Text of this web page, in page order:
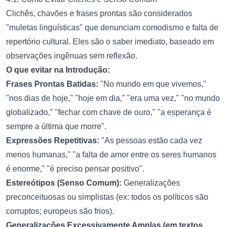
Clichês, chavões e frases prontas são considerados
"muletas linguísticas" que denunciam comodismo e falta de
repertório cultural. Eles são o saber imediato, baseado em
observações ingênuas sem reflexão.
O que evitar na Introdução:
Frases Prontas Batidas: "No mundo em que vivemos,"
"nos dias de hoje," "hoje em dia," "era uma vez," "no mundo
globalizado," "fechar com chave de ouro," "a esperança é
sempre a última que morre".
Expressões Repetitivas: "As pessoas estão cada vez
menos humanas," "a falta de amor entre os seres humanos
é enorme," "é preciso pensar positivo".
Estereótipos (Senso Comum): Generalizações
preconceituosas ou simplistas (ex: todos os políticos são
corruptos; europeus são frios).